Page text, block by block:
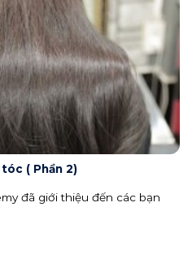
( Phần 2)
đã giới thiệu đến các bạn